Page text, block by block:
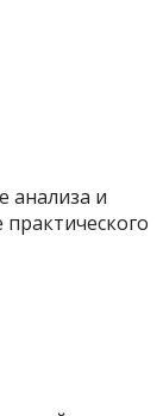
анализа и